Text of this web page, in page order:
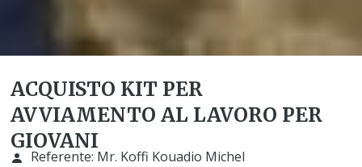
ACQUISTO KIT PER
AVVIAMENTO AL LAVORO PER
GIOVANI
Referente: Mr. Koffi Kouadio Michel